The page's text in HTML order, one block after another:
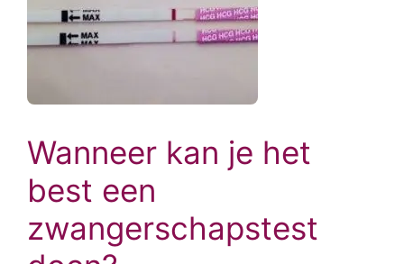
Wanneer kan je het
best een
zwangerschapstest